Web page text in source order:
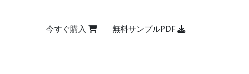
今すぐ購入 無料サンプルPDF